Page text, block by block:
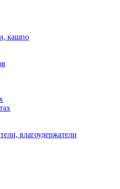
кашпо
влагоудержатели